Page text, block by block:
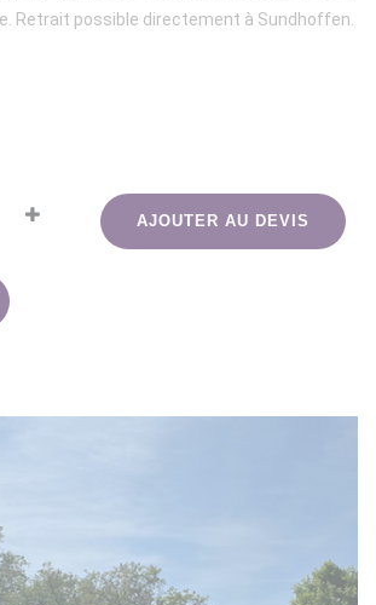
Retrait possible directement à Sundhoffen.
AJOUTER AU DEVIS